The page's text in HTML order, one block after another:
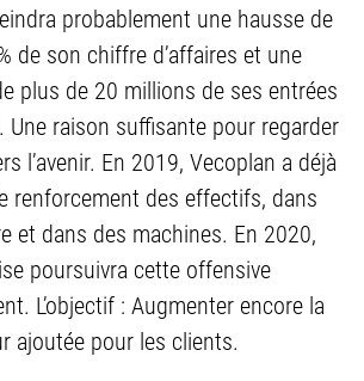
probablement une hausse de
de son chiffre d’affaires et une
plus de 20 millions de ses entrées
Une raison suffisante pour regarder
l’avenir. En 2019, Vecoplan a déjà
renforcement des effectifs, dans
et dans des machines. En 2020,
poursuivra cette offensive
L’objectif : Augmenter encore la
ajoutée pour les clients.